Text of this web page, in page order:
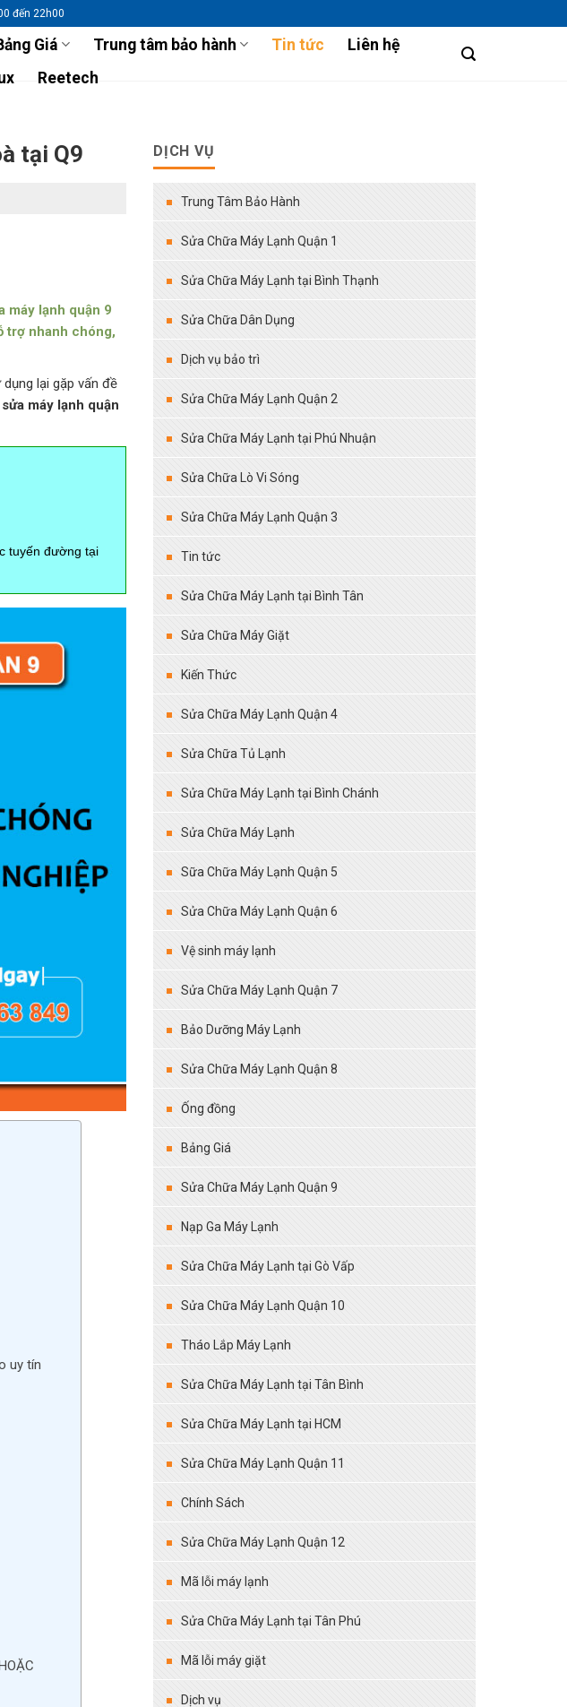
đến 22h00
Giá Trung tâm bảo hành Tin tức
Liên hệ
Reetech
tại Q9
máy lạnh quận 9
trợ nhanh chóng,
lại gặp vấn đề
sửa máy lạnh quận
tuyến đường tại
uy tín
DỊCH VỤ
Trung Tâm Bảo Hành
Sửa Chữa Máy Lạnh Quận 1
Sửa Chữa Máy Lạnh tại Bình Thạnh
Sửa Chữa Dân Dụng
Dịch vụ bảo trì
Sửa Chữa Máy Lạnh Quận 2
Sửa Chữa Máy Lạnh tại Phú Nhuận
Sửa Chữa Lò Vi Sóng
Sửa Chữa Máy Lạnh Quận 3
Tin tức
Sửa Chữa Máy Lạnh tại Bình Tân
Sửa Chữa Máy Giặt
Kiến Thức
Sửa Chữa Máy Lạnh Quận 4
Sửa Chữa Tủ Lạnh
Sửa Chữa Máy Lạnh tại Bình Chánh
Sửa Chữa Máy Lạnh
Sữa Chữa Máy Lạnh Quận 5
Sửa Chữa Máy Lạnh Quận 6
Vệ sinh máy lạnh
Sửa Chữa Máy Lạnh Quận 7
Bảo Dưỡng Máy Lạnh
Sửa Chữa Máy Lạnh Quận 8
Ống đồng
Bảng Giá
Sửa Chữa Máy Lạnh Quận 9
Nạp Ga Máy Lạnh
Sửa Chữa Máy Lạnh tại Gò Vấp
Sửa Chữa Máy Lạnh Quận 10
Tháo Lắp Máy Lạnh
Sửa Chữa Máy Lạnh tại Tân Bình
Sửa Chữa Máy Lạnh tại HCM
Sửa Chữa Máy Lạnh Quận 11
Chính Sách
Sửa Chữa Máy Lạnh Quận 12
Mã lỗi máy lạnh
Sửa Chữa Máy Lạnh tại Tân Phú
Mã lỗi máy giặt
Dịch vụ